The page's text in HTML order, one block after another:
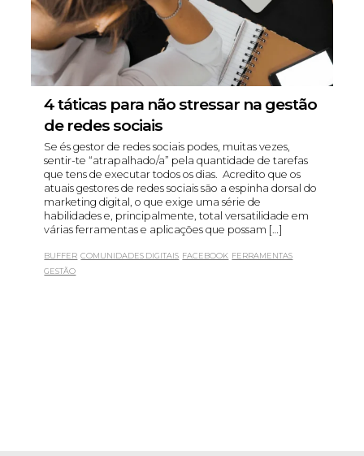
4 táticas para não stressar na gestão
de redes sociais
Se és gestor de redes sociais podes, muitas vezes,
sentir-te “atrapalhado/a” pela quantidade de tarefas
que tens de executar todos os dias. Acredito que os
atuais gestores de redes sociais são a espinha dorsal do
marketing digital, o que exige uma série de
habilidades e, principalmente, total versatilidade em
várias ferramentas e aplicações que possam […]
BUFFER COMUNIDADES DIGITAIS FACEBOOK FERRAMENTAS
GESTÃO